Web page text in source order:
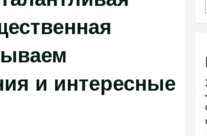
и интересные